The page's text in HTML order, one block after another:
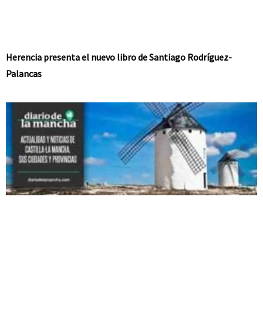
Herencia presenta el nuevo libro de Santiago Rodríguez-
Palancas